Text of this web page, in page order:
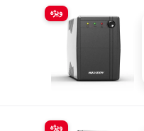
ویژه
ویژه